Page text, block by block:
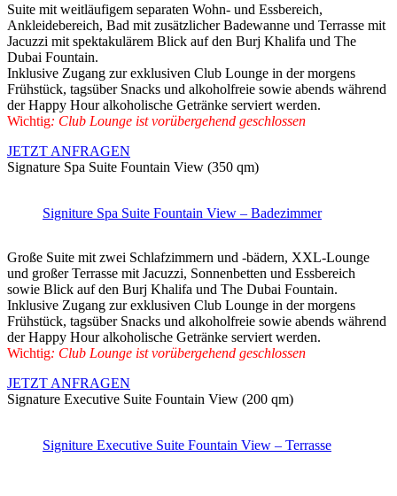
Suite mit weitläufigem separaten Wohn- und Essbereich,
Ankleidebereich, Bad mit zusätzlicher Badewanne und Terrasse mit
Jacuzzi mit spektakulärem Blick auf den Burj Khalifa und The
Dubai Fountain.
Inklusive Zugang zur exklusiven Club Lounge in der morgens
Frühstück, tagsüber Snacks und alkoholfreie sowie abends während
der Happy Hour alkoholische Getränke serviert werden.
Wichtig: Club Lounge ist vorübergehend geschlossen
JETZT ANFRAGEN
Signature Spa Suite Fountain View (350 qm)
Signiture Spa Suite Fountain View – Badezimmer
Große Suite mit zwei Schlafzimmern und -bädern, XXL-Lounge
und großer Terrasse mit Jacuzzi, Sonnenbetten und Essbereich
sowie Blick auf den Burj Khalifa und The Dubai Fountain.
Inklusive Zugang zur exklusiven Club Lounge in der morgens
Frühstück, tagsüber Snacks und alkoholfreie sowie abends während
der Happy Hour alkoholische Getränke serviert werden.
Wichtig: Club Lounge ist vorübergehend geschlossen
JETZT ANFRAGEN
Signature Executive Suite Fountain View (200 qm)
Signiture Executive Suite Fountain View – Terrasse